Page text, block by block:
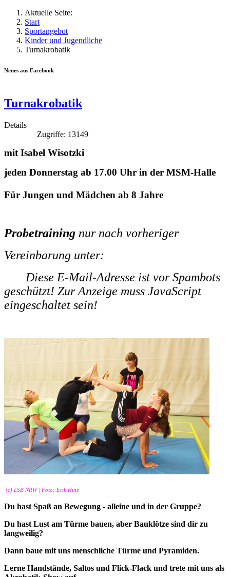
Aktuelle Seite:
Start
Sportangebot
Kinder und Jugendliche
Turnakrobatik
Neues aus Facebook
Turnakrobatik
Details
Zugriffe: 13149
mit Isabel Wisotzki
jeden Donnerstag ab 17.00 Uhr in der MSM-Halle
Für Jungen und Mädchen ab 8 Jahre
Probetraining nur nach vorheriger
Vereinbarung unter:
Diese E-Mail-Adresse ist vor Spambots
geschützt! Zur Anzeige muss JavaScript
eingeschaltet sein!
(c) LSB NRW | Foto: Erik Hinz
Du hast Spaß an Bewegung - alleine und in der Gruppe?
Du hast Lust am Türme bauen, aber Bauklötze sind dir zu
langweilig?
Dann baue mit uns menschliche Türme und Pyramiden.
Lerne Handstände, Saltos und Flick-Flack und trete mit uns als